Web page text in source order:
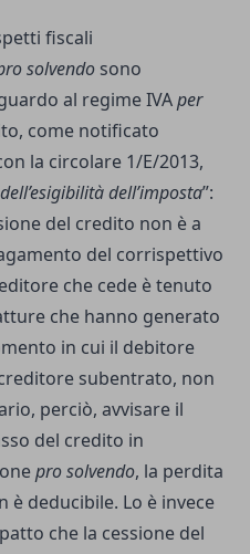
fiscali
solvendo sono
al regime IVAper
come notificato
la circolare 1/E/2013,
dell’imposta”:
del credito non è a
del corrispettivo
che cede è tenuto
che hanno generato
in cui il debitore
subentrato, non
perciò, avvisare il
del credito in
pro solvendo, la perdita
è deducibile. Lo è invece
che la cessione del